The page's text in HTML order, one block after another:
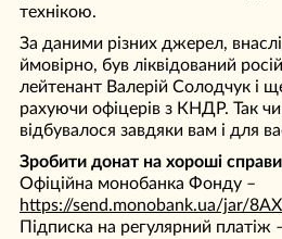
технікою.
За даними різних джерел,
ймовірно, був ліквідований
лейтенант Валерій Солодчук і
рахуючи офіцерів з КНДР. Так
відбувалося завдяки вам і для
Зробити донат на хороші
Офіційна монобанка Фонду –
https://send.monobank.ua/jar/
Підписка на регулярний платіж